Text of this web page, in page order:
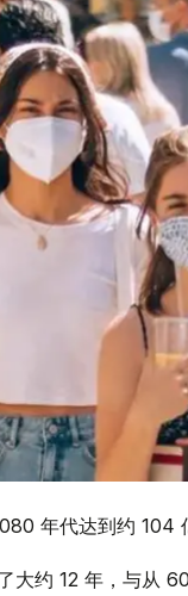
年代达到约 104
大约 12 年，与从